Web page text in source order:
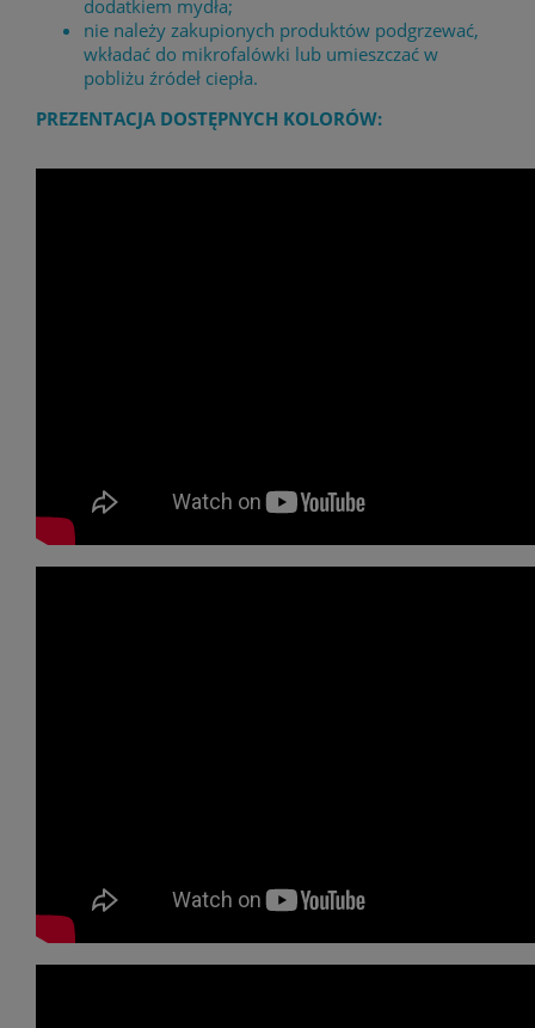
dodatkiem mydła;
nie należy zakupionych produktów podgrzewać,
wkładać do mikrofalówki lub umieszczać w
pobliżu źródeł ciepła.
PREZENTACJA DOSTĘPNYCH KOLORÓW: